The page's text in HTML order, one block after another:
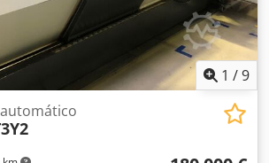
1 /9